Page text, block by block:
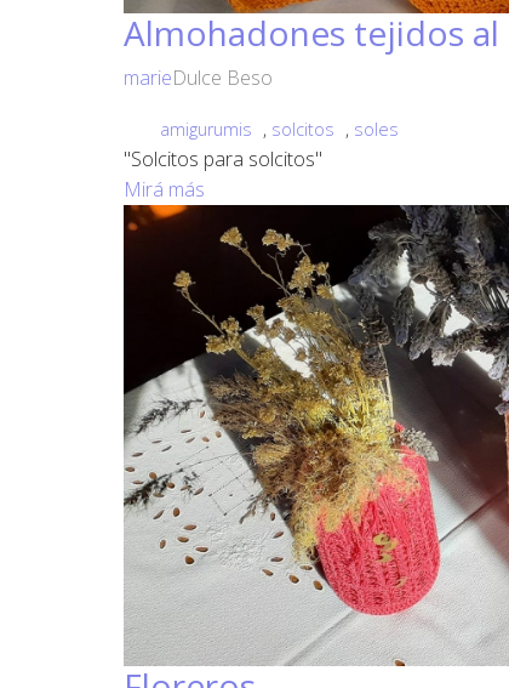
Almohadones tejidos
marieDulce Beso
amigurumis , solcitos , soles
"Solcitos para solcitos"
Mirá más